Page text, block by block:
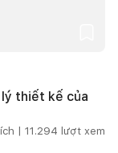
thiết kế của
| 11.294 lượt xem